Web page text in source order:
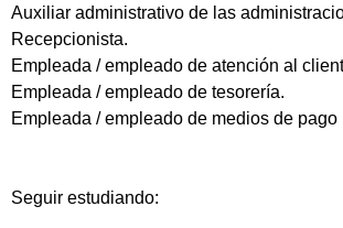
Auxiliar administrativo de las
Recepcionista.
Empleada / empleado de atención al
Empleada / empleado de tesorería.
Empleada / empleado de medios de pago
Seguir estudiando: